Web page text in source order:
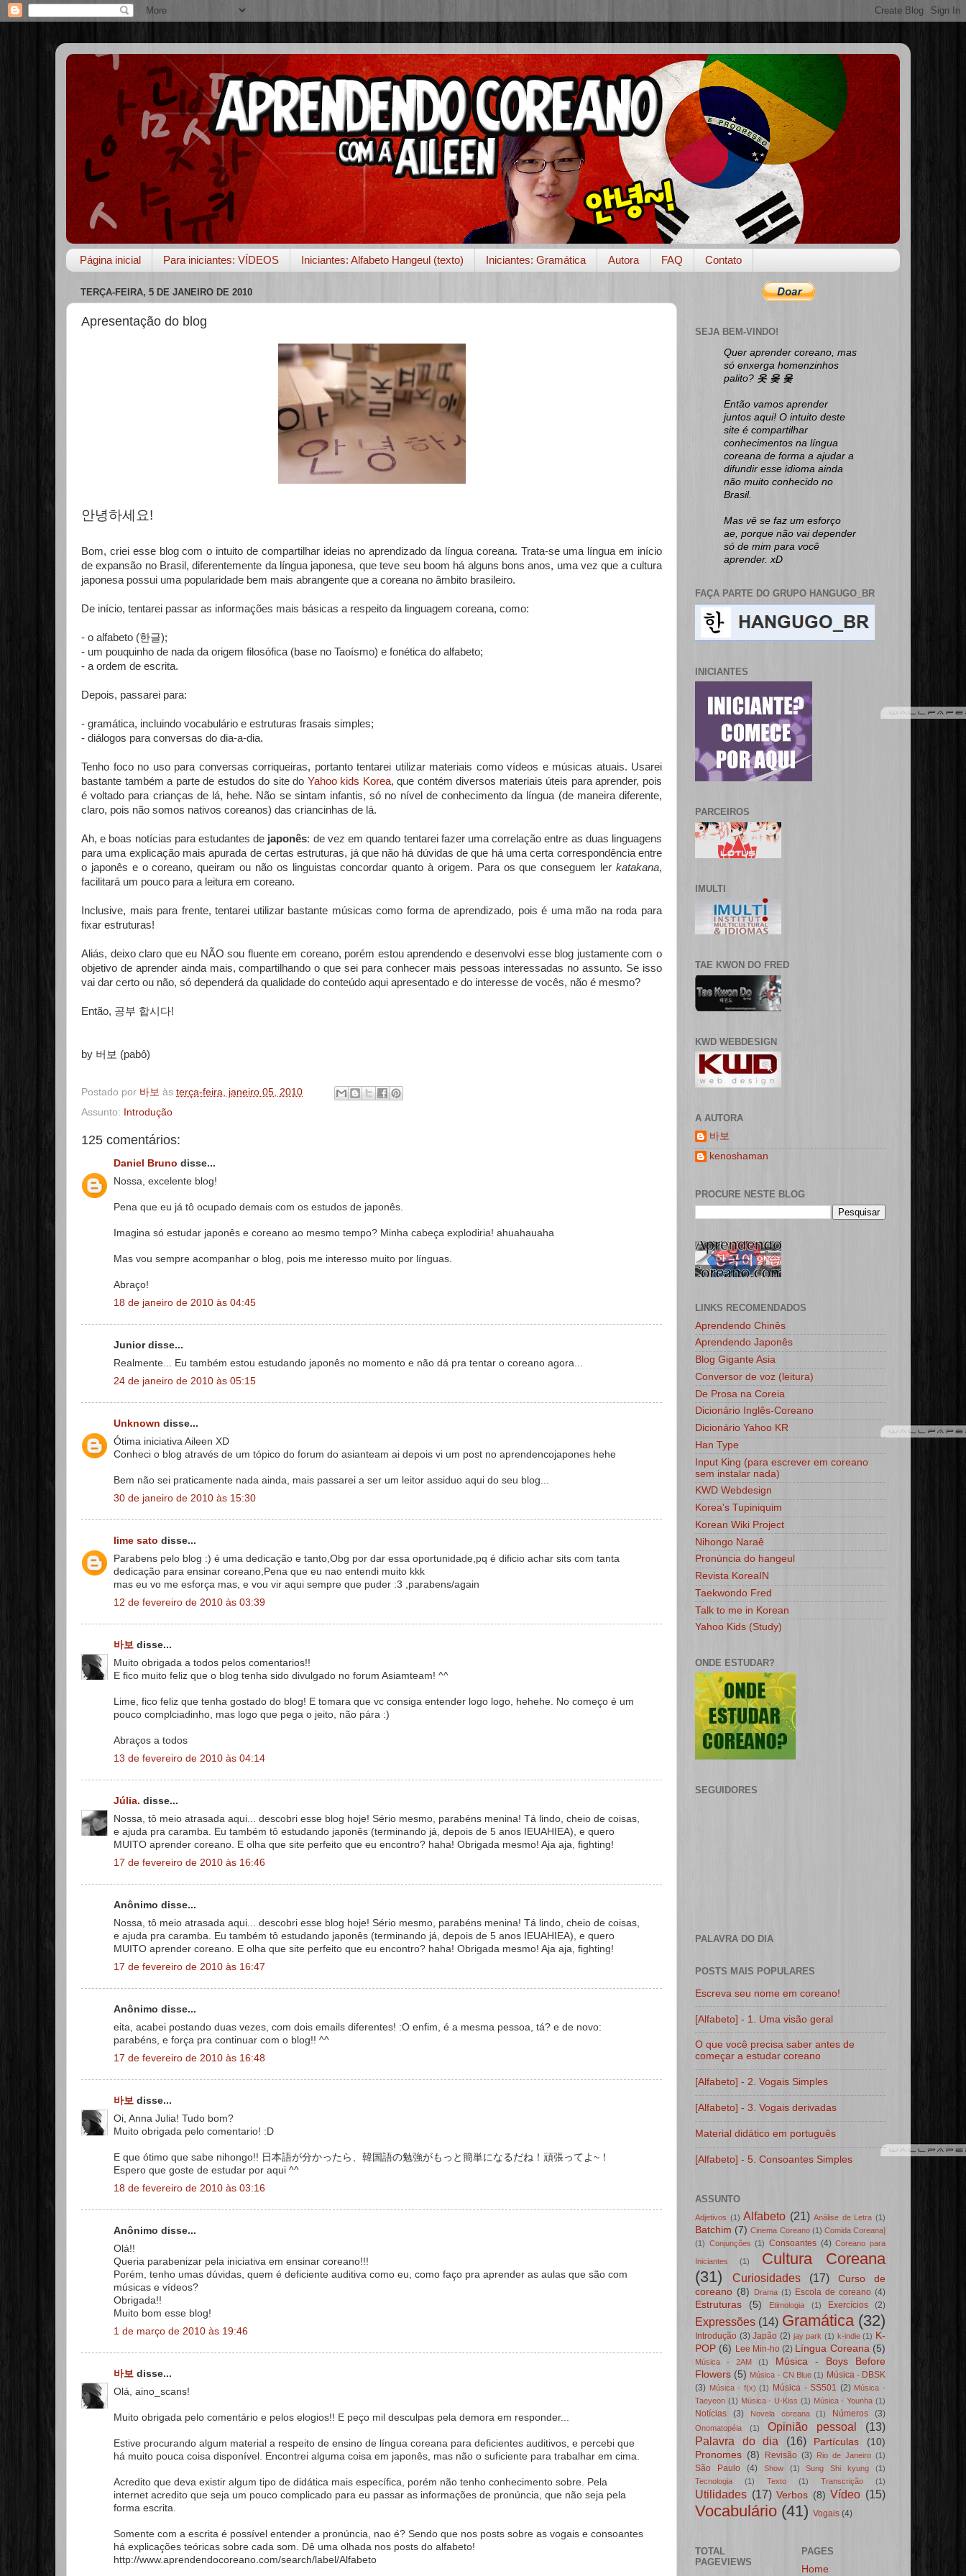
Página inicial Para iniciantes: VÍDEOS Iniciantes: Alfabeto Hangeul (texto) Iniciantes: Gramática Autora FAQ Contato
TERÇA-FEIRA, 5 DE JANEIRO DE 2010
Apresentação do blog
안녕하세요!
Bom, criei esse blog com o intuito de compartilhar ideias no aprendizado da língua coreana. Trata-se uma língua em início
de expansão no Brasil, diferentemente da língua japonesa, que teve seu boom há alguns bons anos, uma vez que a cultura
japonesa possui uma popularidade bem mais abrangente que a coreana no âmbito brasileiro.
De início, tentarei passar as informações mais básicas a respeito da linguagem coreana, como:
- o alfabeto (한글);
- um pouquinho de nada da origem filosófica (base no Taoísmo) e fonética do alfabeto;
- a ordem de escrita.
Depois, passarei para:
- gramática, incluindo vocabulário e estruturas frasais simples;
- diálogos para conversas do dia-a-dia.
Tenho foco no uso para conversas corriqueiras, portanto tentarei utilizar materiais como vídeos e músicas atuais. Usarei
bastante também a parte de estudos do site do Yahoo kids Korea, que contém diversos materiais úteis para aprender, pois
é voltado para crianças de lá, hehe. Não se sintam infantis, só no nível de conhecimento da língua (de maneira diferente,
claro, pois não somos nativos coreanos) das criancinhas de lá.
Ah, e boas notícias para estudantes de japonês: de vez em quando tentarei fazer uma correlação entre as duas linguagens
para uma explicação mais apurada de certas estruturas, já que não há dúvidas de que há uma certa correspondência entre
o japonês e o coreano, queiram ou não os linguistas concordar quanto à origem. Para os que conseguem ler katakana,
facilitará um pouco para a leitura em coreano.
Inclusive, mais para frente, tentarei utilizar bastante músicas como forma de aprendizado, pois é uma mão na roda para
fixar estruturas!
Aliás, deixo claro que eu NÃO sou fluente em coreano, porém estou aprendendo e desenvolvi esse blog justamente com o
objetivo de aprender ainda mais, compartilhando o que sei para conhecer mais pessoas interessadas no assunto. Se isso
vai dar certo ou não, só dependerá da qualidade do conteúdo aqui apresentado e do interesse de vocês, não é mesmo?
Então, 공부 합시다!
by 버보 (pabô)
Postado por 바보 às terça-feira, janeiro 05, 2010
Assunto: Introdução
125 comentários:
Daniel Bruno disse...
Nossa, excelente blog!
Pena que eu já tô ocupado demais com os estudos de japonês.
Imagina só estudar japonês e coreano ao mesmo tempo? Minha cabeça explodiria! ahuahauaha
Mas vou sempre acompanhar o blog, pois me interesso muito por línguas.
Abraço!
18 de janeiro de 2010 às 04:45
Junior disse...
Realmente... Eu também estou estudando japonês no momento e não dá pra tentar o coreano agora...
24 de janeiro de 2010 às 05:15
Unknown disse...
Ótima iniciativa Aileen XD
Conheci o blog através de um tópico do forum do asianteam ai depois vi um post no aprendencojapones hehe
Bem não sei praticamente nada ainda, mais passarei a ser um leitor assiduo aqui do seu blog...
30 de janeiro de 2010 às 15:30
lime sato disse...
Parabens pelo blog :) é uma dedicação e tanto,Obg por dar essa oportunidade,pq é dificio achar sits com tanta
dedicação para ensinar coreano,Pena que eu nao entendi muito kkk
mas eu vo me esforça mas, e vou vir aqui sempre que puder :3 ,parabens/again
12 de fevereiro de 2010 às 03:39
바보 disse...
Muito obrigada a todos pelos comentarios!!
E fico muito feliz que o blog tenha sido divulgado no forum Asiamteam! ^^
Lime, fico feliz que tenha gostado do blog! E tomara que vc consiga entender logo logo, hehehe. No começo é um
pouco complciadinho, mas logo que pega o jeito, não pára :)
Abraços a todos
13 de fevereiro de 2010 às 04:14
Júlia. disse...
Nossa, tô meio atrasada aqui... descobri esse blog hoje! Sério mesmo, parabéns menina! Tá lindo, cheio de coisas,
e ajuda pra caramba. Eu também tô estudando japonês (terminando já, depois de 5 anos IEUAHIEA), e quero
MUITO aprender coreano. E olha que site perfeito que eu encontro? haha! Obrigada mesmo! Aja aja, fighting!
17 de fevereiro de 2010 às 16:46
Anônimo disse...
Nossa, tô meio atrasada aqui... descobri esse blog hoje! Sério mesmo, parabéns menina! Tá lindo, cheio de coisas,
e ajuda pra caramba. Eu também tô estudando japonês (terminando já, depois de 5 anos IEUAHIEA), e quero
MUITO aprender coreano. E olha que site perfeito que eu encontro? haha! Obrigada mesmo! Aja aja, fighting!
17 de fevereiro de 2010 às 16:47
Anônimo disse...
eita, acabei postando duas vezes, com dois emails diferentes! :O enfim, é a mesma pessoa, tá? e de novo:
parabéns, e força pra continuar com o blog!! ^^
17 de fevereiro de 2010 às 16:48
바보 disse...
Oi, Anna Julia! Tudo bom?
Muito obrigada pelo comentario! :D
E que ótimo que sabe nihongo!! 日本語が分かったら、韓国語の勉強がもっと簡単になるだね！頑張ってよ~！
Espero que goste de estudar por aqui ^^
18 de fevereiro de 2010 às 03:16
Anônimo disse...
Olá!!
Queria parabenizar pela iniciativa em ensinar coreano!!!
Porém, tenho umas dúvidas, quem é deficiente auditiva como eu, como faço pra aprender as aulas que são com
músicas e vídeos?
Obrigada!!
Muito bom esse blog!
1 de março de 2010 às 19:46
바보 disse...
Olá, aino_scans!
Muito obrigada pelo comentário e pelos elogios!! E peço mil desculpas pela demora em responder...
Estive procurando algum material a respeito de ensino de língua coreana para deficientes auditivos, e percebi que
há muito pouca coisa disponível. Encontrei alguma coisa em japonês, mas não o suficiente para trabalhar em cima.
Acredito que deva existir algum tipo de didática mais específica, porém não tenho conhecimento sobre. Pela
internet acredito que seja um pouco complicado para eu passar as informações de pronúncia, que não seja pela
forma escrita.
Somente com a escrita é possível entender a pronúncia, nao é? Sendo que nos posts sobre as vogais e consoantes
há explicações teóricas sobre cada som. Dê uma olhada nos posts do alfabeto!
http://www.aprendendocoreano.com/search/label/Alfabeto
SEJA BEM-VINDO!
Quer aprender coreano, mas
só enxerga homenzinhos
palito? 옷 옺 웆
Então vamos aprender
juntos aqui! O intuito deste
site é compartilhar
conhecimentos na língua
coreana de forma a ajudar a
difundir esse idioma ainda
não muito conhecido no
Brasil.
Mas vê se faz um esforço
ae, porque não vai depender
só de mim para você
aprender. xD
FAÇA PARTE DO GRUPO HANGUGO_BR
INICIANTES
PARCEIROS
IMULTI
TAE KWON DO FRED
KWD WEBDESIGN
A AUTORA
바보
kenoshaman
PROCURE NESTE BLOG
LINKS RECOMENDADOS
Aprendendo Chinês
Aprendendo Japonês
Blog Gigante Asia
Conversor de voz (leitura)
De Prosa na Coreia
Dicionário Inglês-Coreano
Dicionário Yahoo KR
Han Type
Input King (para escrever em coreano
sem instalar nada)
KWD Webdesign
Korea's Tupiniquim
Korean Wiki Project
Nihongo Naraê
Pronúncia do hangeul
Revista KoreaIN
Taekwondo Fred
Talk to me in Korean
Yahoo Kids (Study)
ONDE ESTUDAR?
SEGUIDORES
PALAVRA DO DIA
POSTS MAIS POPULARES
Escreva seu nome em coreano!
[Alfabeto] - 1. Uma visão geral
O que você precisa saber antes de
começar a estudar coreano
[Alfabeto] - 2. Vogais Simples
[Alfabeto] - 3. Vogais derivadas
Material didático em português
[Alfabeto] - 5. Consoantes Simples
ASSUNTO
Adjetivos (1) Alfabeto (21) Análise de Letra (1)
Batchim (7) Cinema Coreano (1) Comida Coreana]
(1) Conjunções (1) Consoantes (4) Coreano para
Iniciantes (1)
Cultura Coreana
(31)
Curiosidades (17)
Curso de
coreano (8) Drama (1) Escola de coreano (4)
Estruturas (5) Etimologia (1) Exercícios (2)
Expressões (14) Gramática (32)
Introdução (3) Japão (2) jay park (1) k-indie (1) K-
POP (6) Lee Min-ho (2) Língua Coreana (5)
Música - 2AM (1)
Música - Boys Before
Flowers (5) Música - CN Blue (1) Música - DBSK
(3) Música - f(x) (1) Música - SS501 (2) Música -
Taeyeon (1) Música - U-Kiss (1) Música - Younha (1)
Notícias (3) Novela coreana (1) Números (3)
Onomatopéia (1) Opinião pessoal
(13)
Palavra do dia
(16) Partículas
(10)
Pronomes (8) Revisão (3) Rio de Janeiro (1)
São Paulo (4) Show (1) Sung Shi kyung
(1)
Tecnologia
(1) Texto (1) Transcrição (1)
Utilidades (17) Verbos (8) Vídeo (15)
Vocabulário (41) Vogais (4)
TOTAL
PAGEVIEWS
PAGES
Home